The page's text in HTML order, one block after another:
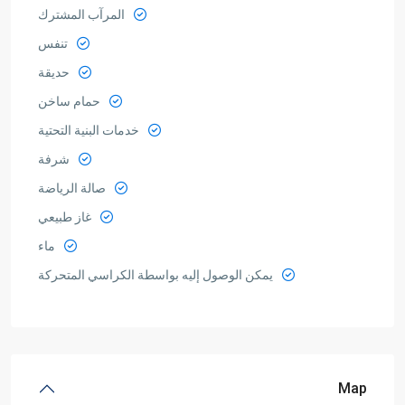
المرآب المشترك
تنفس
حديقة
حمام ساخن
خدمات البنية التحتية
شرفة
صالة الرياضة
غاز طبيعي
ماء
يمكن الوصول إليه بواسطة الكراسي المتحركة
Map